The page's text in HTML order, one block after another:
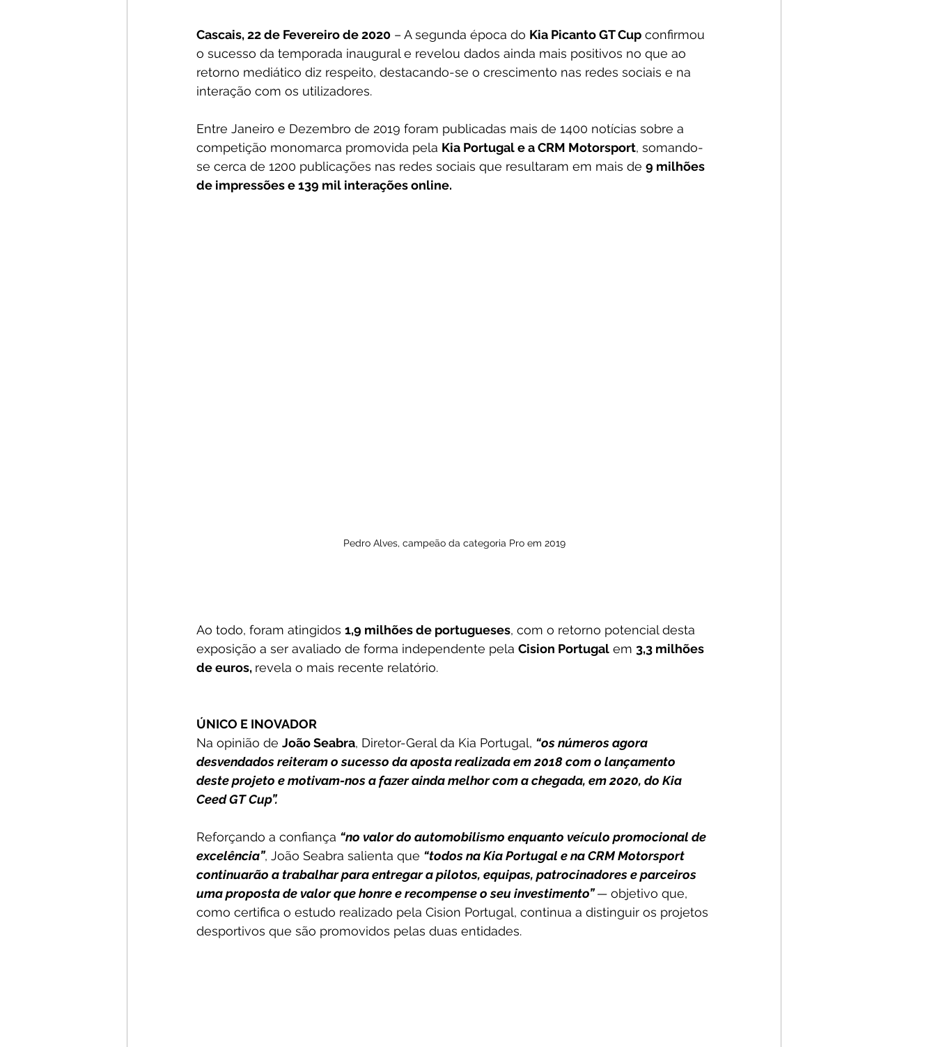
Cascais, 22 de Fevereiro de 2020 – A segunda época do Kia Picanto GT Cup confirmou
o sucesso da temporada inaugural e revelou dados ainda mais positivos no que ao
retorno mediático diz respeito, destacando-se o crescimento nas redes sociais e na
interação com os utilizadores.
Entre Janeiro e Dezembro de 2019 foram publicadas mais de 1400 notícias sobre a
competição monomarca promovida pela Kia Portugal e a CRM Motorsport, somando-
se cerca de 1200 publicações nas redes sociais que resultaram em mais de 9 milhões
de impressões e 139 mil interações online.
Pedro Alves, campeão da categoria Pro em 2019
Ao todo, foram atingidos 1,9 milhões de portugueses, com o retorno potencial desta
exposição a ser avaliado de forma independente pela Cision Portugal em 3,3 milhões
de euros, revela o mais recente relatório.
ÚNICO E INOVADOR
Na opinião de João Seabra, Diretor-Geral da Kia Portugal, “os números agora
desvendados reiteram o sucesso da aposta realizada em 2018 com o lançamento
deste projeto e motivam-nos a fazer ainda melhor com a chegada, em 2020, do Kia
Ceed GT Cup”.
Reforçando a confiança “no valor do automobilismo enquanto veículo promocional de
excelência”, João Seabra salienta que “todos na Kia Portugal e na CRM Motorsport
continuarão a trabalhar para entregar a pilotos, equipas, patrocinadores e parceiros
uma proposta de valor que honre e recompense o seu investimento” — objetivo que,
como certifica o estudo realizado pela Cision Portugal, continua a distinguir os projetos
desportivos que são promovidos pelas duas entidades.